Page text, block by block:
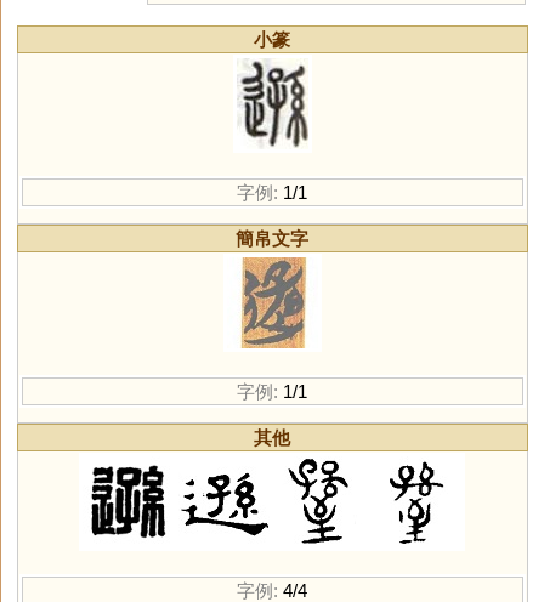
小篆
字例: 1/1
簡帛文字
字例: 1/1
其他
字例: 4/4